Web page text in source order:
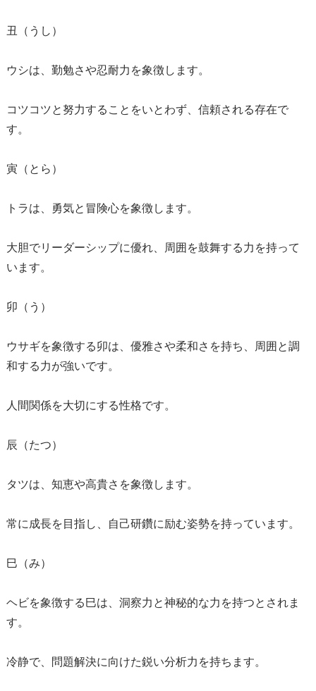
丑（うし）
ウシは、勤勉さや忍耐力を象徴します。
コツコツと努力することをいとわず、信頼される存在で
す。
寅（とら）
トラは、勇気と冒険心を象徴します。
大胆でリーダーシップに優れ、周囲を鼓舞する力を持って
います。
卯（う）
ウサギを象徴する卯は、優雅さや柔和さを持ち、周囲と調
和する力が強いです。
人間関係を大切にする性格です。
辰（たつ）
タツは、知恵や高貴さを象徴します。
常に成長を目指し、自己研鑽に励む姿勢を持っています。
巳（み）
ヘビを象徴する巳は、洞察力と神秘的な力を持つとされま
す。
冷静で、問題解決に向けた鋭い分析力を持ちます。